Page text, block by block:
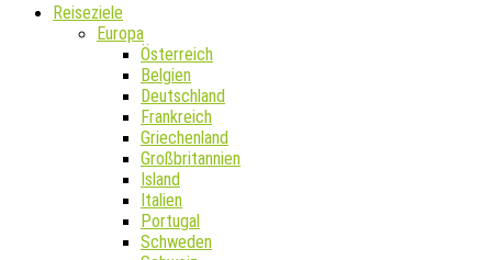
Reiseziele
Europa
Österreich
Belgien
Deutschland
Frankreich
Griechenland
Großbritannien
Island
Italien
Portugal
Schweden